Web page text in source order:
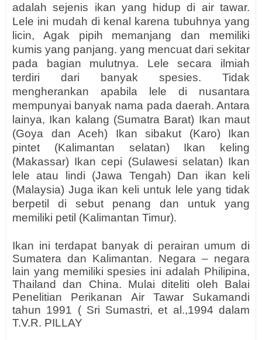
adalah sejenis ikan yang hidup di air tawar.
Lele ini mudah di kenal karena tubuhnya yang
licin, Agak pipih memanjang dan memiliki
kumis yang panjang. yang mencuat dari sekitar
pada bagian mulutnya. Lele secara ilmiah
terdiri dari banyak spesies. Tidak
mengherankan apabila lele di nusantara
mempunyai banyak nama pada daerah. Antara
lainya, Ikan kalang (Sumatra Barat) Ikan maut
(Goya dan Aceh) Ikan sibakut (Karo) Ikan
pintet (Kalimantan selatan) Ikan keling
(Makassar) Ikan cepi (Sulawesi selatan) Ikan
lele atau lindi (Jawa Tengah) Dan ikan keli
(Malaysia) Juga ikan keli untuk lele yang tidak
berpetil di sebut penang dan untuk yang
memiliki petil (Kalimantan Timur).
Ikan ini terdapat banyak di perairan umum di
Sumatera dan Kalimantan. Negara – negara
lain yang memiliki spesies ini adalah Philipina,
Thailand dan China. Mulai diteliti oleh Balai
Penelitian Perikanan Air Tawar Sukamandi
tahun 1991 ( Sri Sumastri, et al.,1994 dalam
T.V.R. PILLAY